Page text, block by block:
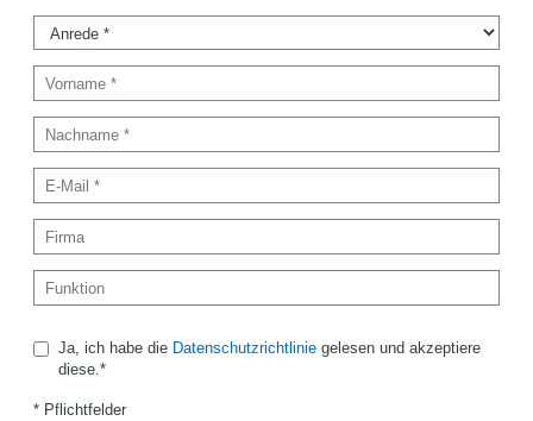
Ja, ich habe die Datenschutzrichtliniegelesen und akzeptiere
diese.*
* Pflichtfelder